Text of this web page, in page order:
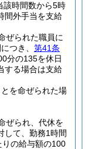
時間数から5時
間外手当を支給
ぜられた職員に
つき、 第41条
分の135を休日
する場合は支給
を命ぜられた場
ぜられ、代休を
して、勤務1時間
の給与額の100